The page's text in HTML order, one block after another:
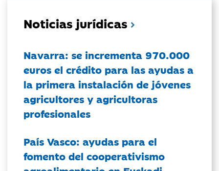
Noticias jurídicas
Navarra: se incrementa 970.000
euros el crédito para las ayudas a
la primera instalación de jóvenes
agricultores y agricultoras
profesionales
País Vasco: ayudas para el
fomento del cooperativismo